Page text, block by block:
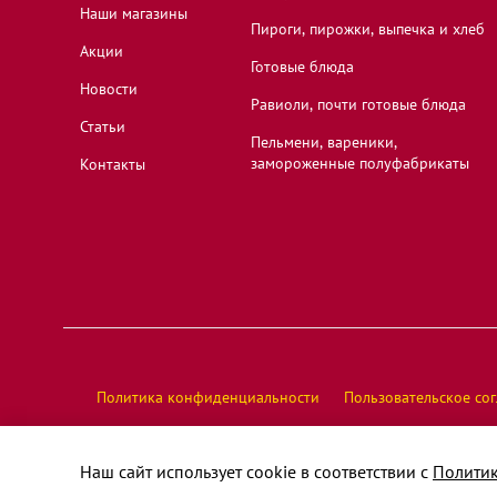
Москва, 1-я Новокузьминская улица, 21к2
Москва, бульвар Дмитрия Донского, 8
Москва, бульвар Яна Райниса, 2к1
Москва, Заревый проезд, 10
Наши магазины
Акции
Новости
Статьи
Контакты
Пироги, пирожки, выпечка и хлеб
Готовые блюда
Равиоли, почти готовые блюда
Пельмени, вареники,
замороженные полуфабрикаты
Политика конфиденциальности Пользовательское
Наш сайт использует cookie в соответствии с